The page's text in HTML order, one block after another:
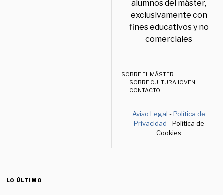
alumnos del máster,
exclusivamente con
fines educativos y no
comerciales
SOBRE EL MÁSTER
SOBRE CULTURA JOVEN
CONTACTO
Aviso Legal -Política de
Privacidad - Política de
Cookies
LO ÚLTIMO